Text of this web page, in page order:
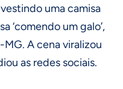
uma camisa
‘comendo um galo’,
A cena viralizou
as redes sociais.